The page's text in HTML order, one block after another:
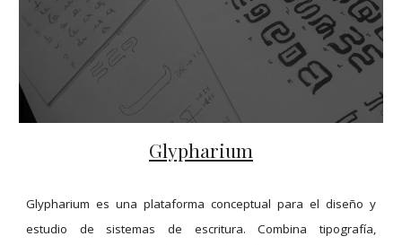
Glypharium
Glypharium es una plataforma conceptual para el diseño y
estudio de sistemas de escritura. Combina tipografía,